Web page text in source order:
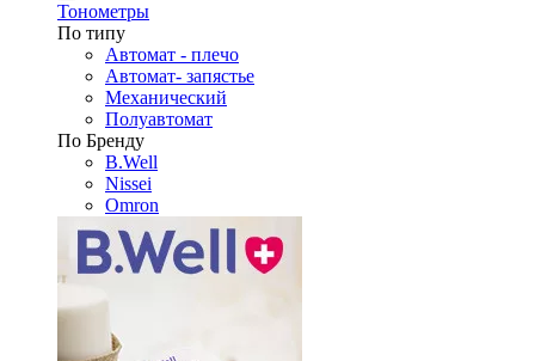
Тонометры
По типу
Автомат - плечо
Автомат- запястье
Механический
Полуавтомат
По Бренду
B.Well
Nissei
Omron